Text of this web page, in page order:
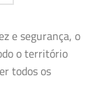
e segurança, o
o território
todos os